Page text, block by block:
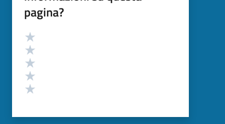
pagina?
Valutazione